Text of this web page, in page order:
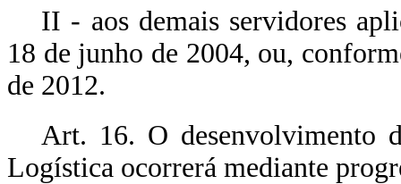
II - aos demais servidores
18 de junho de 2004, ou,
de 2012.
Art. 16. O desenvolvimento
Logística ocorrerá mediante